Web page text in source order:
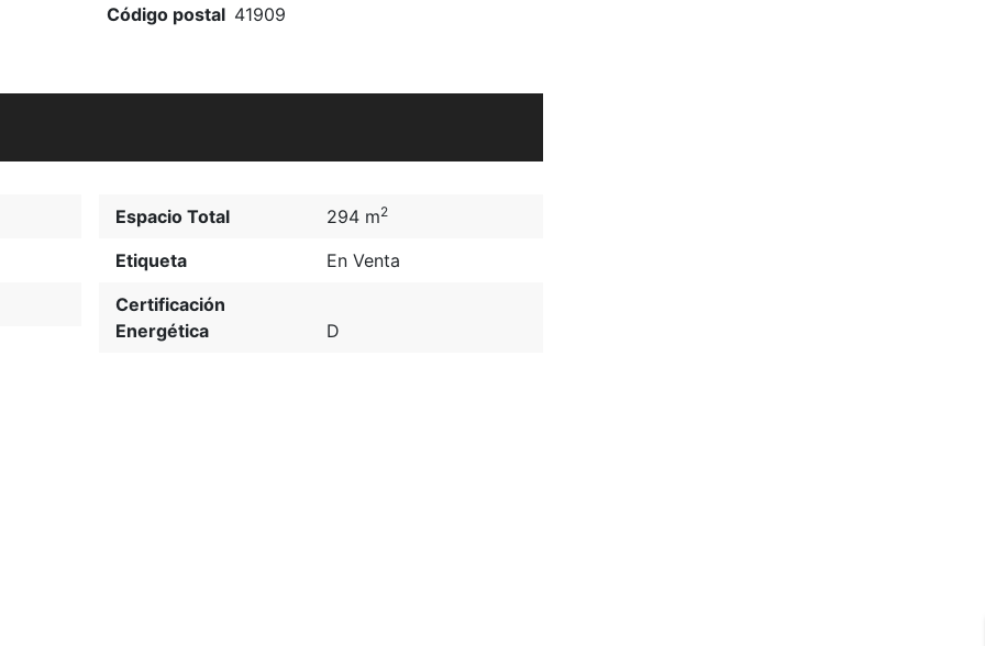
Código postal 41909
Espacio Total 294 m2
Etiqueta
En Venta
Certificación
Energética
D